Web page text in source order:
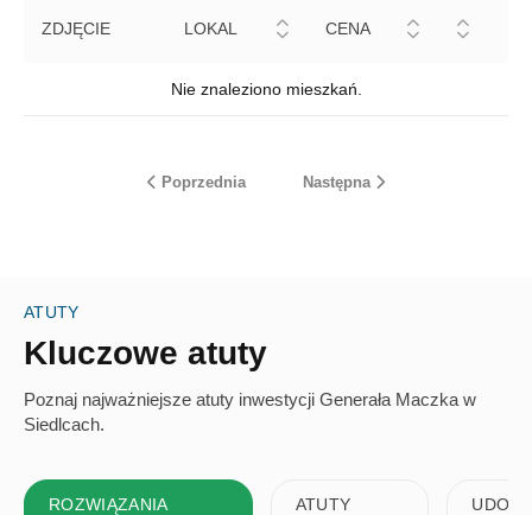
29 m² 99 m²
BUDYNEK
STATUS
ZDJĘCIE LOKAL CENA
Nie znaleziono mieszkań.
Poprzednia Następna
ATUTY
Kluczowe atuty
Poznaj najważniejsze atuty inwestycji Generała Maczka w
Siedlcach.
ROZWIĄZANIA
ATUTY